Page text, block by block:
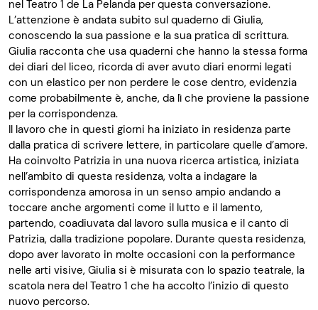
nel Teatro 1 de La Pelanda per questa conversazione.
L’attenzione è andata subito sul quaderno di Giulia,
conoscendo la sua passione e la sua pratica di scrittura.
Giulia racconta che usa quaderni che hanno la stessa forma
dei diari del liceo, ricorda di aver avuto diari enormi legati
con un elastico per non perdere le cose dentro, evidenzia
come probabilmente è, anche, da lì che proviene la passione
per la corrispondenza.
Il lavoro che in questi giorni ha iniziato in residenza parte
dalla pratica di scrivere lettere, in particolare quelle d’amore.
Ha coinvolto Patrizia in una nuova ricerca artistica, iniziata
nell’ambito di questa residenza, volta a indagare la
corrispondenza amorosa in un senso ampio andando a
toccare anche argomenti come il lutto e il lamento,
partendo, coadiuvata dal lavoro sulla musica e il canto di
Patrizia, dalla tradizione popolare. Durante questa residenza,
dopo aver lavorato in molte occasioni con la performance
nelle arti visive, Giulia si è misurata con lo spazio teatrale, la
scatola nera del Teatro 1 che ha accolto l’inizio di questo
nuovo percorso.